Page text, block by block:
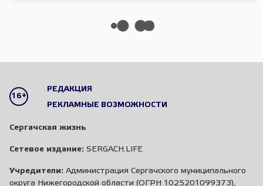
16+
РЕДАКЦИЯ
РЕКЛАМНЫЕ ВОЗМОЖНОСТИ
Сергачская жизнь
Сетевое издание: SERGACH.LIFE
Учредители: Администрация Сергачского муниципального
округа Нижегородской области (ОГРН 1025201099373),